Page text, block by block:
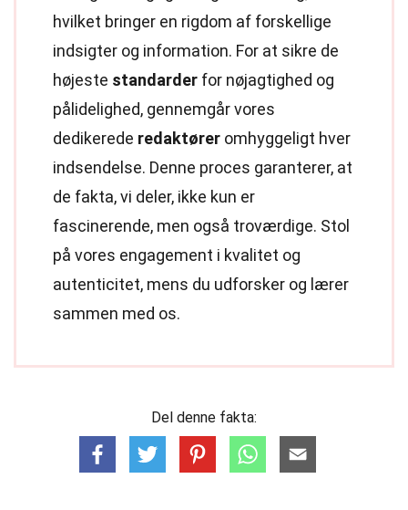
hvilket bringer en rigdom af forskellige
indsigter og information. For at sikre de
højeste standarder for nøjagtighed og
pålidelighed, gennemgår vores
dedikerede redaktører omhyggeligt hver
indsendelse. Denne proces garanterer, at
de fakta, vi deler, ikke kun er
fascinerende, men også troværdige. Stol
på vores engagement i kvalitet og
autenticitet, mens du udforsker og lærer
sammen med os.
Del denne fakta: